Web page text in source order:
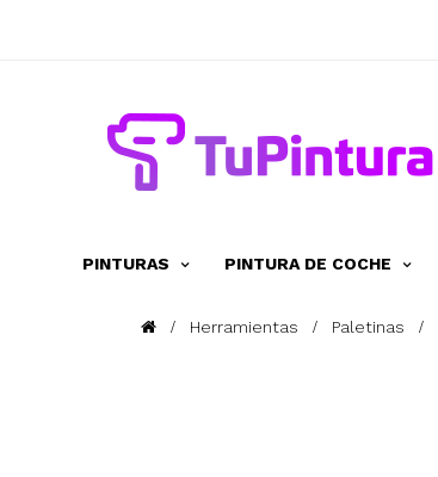
PINTURAS PINTURA DE COCHE
Herramientas Paletinas